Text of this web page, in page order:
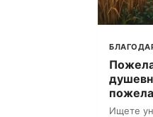
Ищете